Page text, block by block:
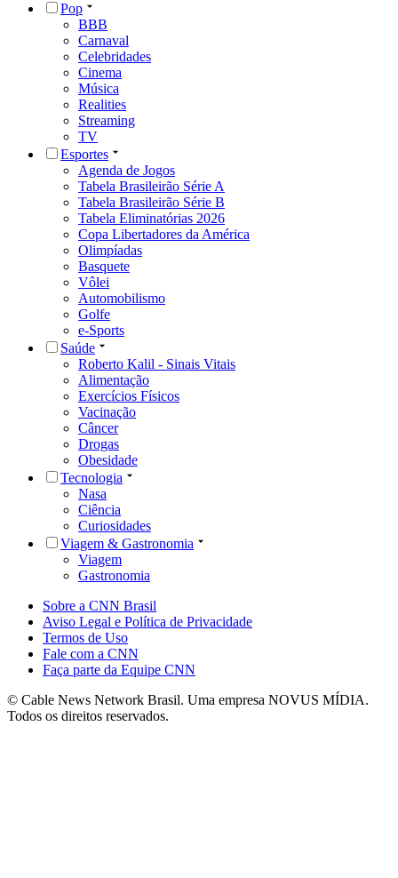
Pop
BBB
Carnaval
Celebridades
Cinema
Música
Realities
Streaming
TV
Esportes
Agenda de Jogos
Tabela Brasileirão Série A
Tabela Brasileirão Série B
Tabela Eliminatórias 2026
Copa Libertadores da América
Olimpíadas
Basquete
Vôlei
Automobilismo
Golfe
e-Sports
Saúde
Roberto Kalil - Sinais Vitais
Alimentação
Exercícios Físicos
Vacinação
Câncer
Drogas
Obesidade
Tecnologia
Nasa
Ciência
Curiosidades
Viagem & Gastronomia
Viagem
Gastronomia
Sobre a CNN Brasil
Aviso Legal e Política de Privacidade
Termos de Uso
Fale com a CNN
Faça parte da Equipe CNN
© Cable News Network Brasil. Uma empresa NOVUS MÍDIA.
Todos os direitos reservados.